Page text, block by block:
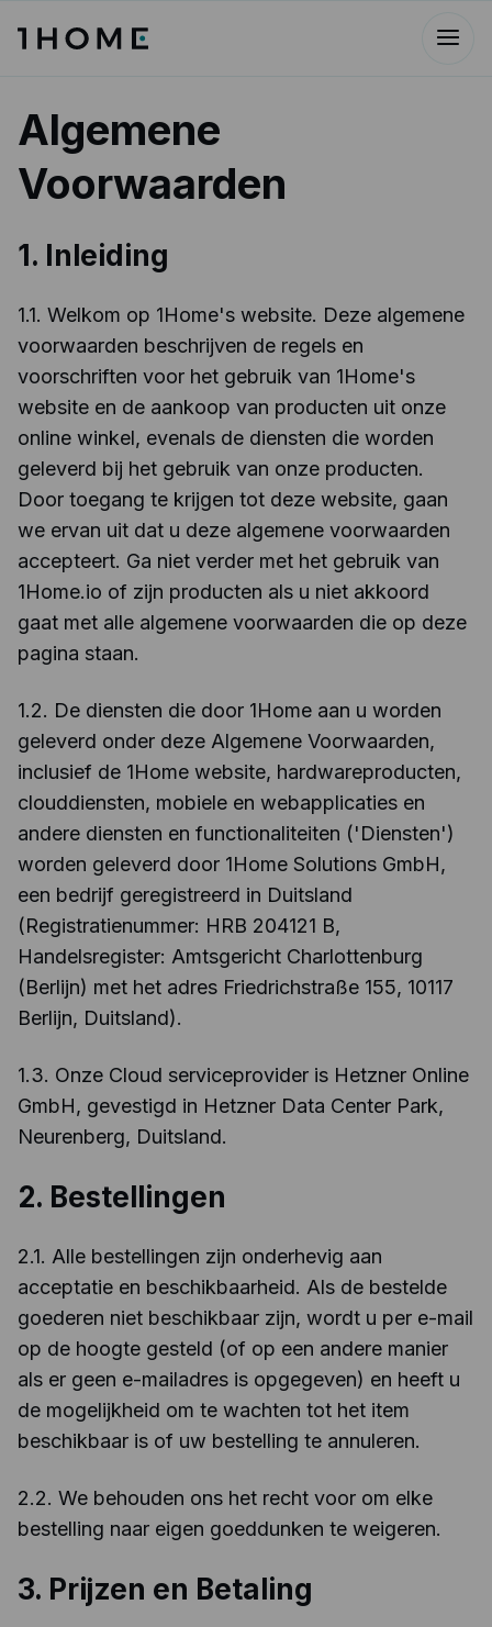
Algemene
Voorwaarden
1. Inleiding
1.1. Welkom op 1Home's website. Deze algemene
voorwaarden beschrijven de regels en
voorschriften voor het gebruik van 1Home's
website en de aankoop van producten uit onze
online winkel, evenals de diensten die worden
geleverd bij het gebruik van onze producten.
Door toegang te krijgen tot deze website, gaan
we ervan uit dat u deze algemene voorwaarden
accepteert. Ga niet verder met het gebruik van
1Home.io of zijn producten als u niet akkoord
gaat met alle algemene voorwaarden die op deze
pagina staan.
1.2. De diensten die door 1Home aan u worden
geleverd onder deze Algemene Voorwaarden,
inclusief de 1Home website, hardwareproducten,
clouddiensten, mobiele en webapplicaties en
andere diensten en functionaliteiten ('Diensten')
worden geleverd door 1Home Solutions GmbH,
een bedrijf geregistreerd in Duitsland
(Registratienummer: HRB 204121 B,
Handelsregister: Amtsgericht Charlottenburg
(Berlijn) met het adres Friedrichstraße 155, 10117
Berlijn, Duitsland).
1.3. Onze Cloud serviceprovider is Hetzner Online
GmbH, gevestigd in Hetzner Data Center Park,
Neurenberg, Duitsland.
2. Bestellingen
2.1. Alle bestellingen zijn onderhevig aan
acceptatie en beschikbaarheid. Als de bestelde
goederen niet beschikbaar zijn, wordt u per e-mail
op de hoogte gesteld (of op een andere manier
als er geen e-mailadres is opgegeven) en heeft u
de mogelijkheid om te wachten tot het item
beschikbaar is of uw bestelling te annuleren.
2.2. We behouden ons het recht voor om elke
bestelling naar eigen goeddunken te weigeren.
3. Prijzen en Betaling